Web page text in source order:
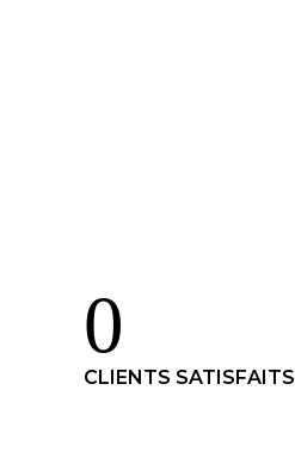
0
CLIENTS SATISFAITS